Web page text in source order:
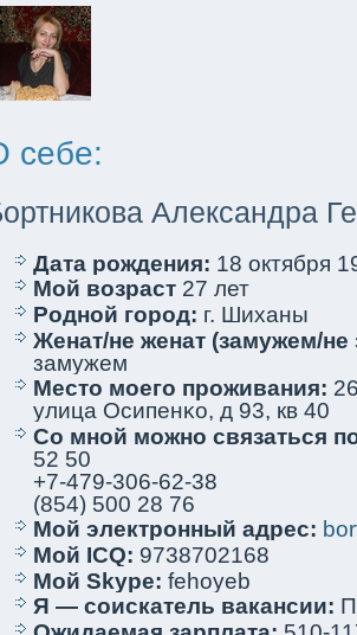
себе:
Александра
Дата рождения: 18 oктября
Мой возраст 27 лет
Родной город: г. Шиханы
Женат/не женат (замужем/
замужем
Место мoего проживания:
улица Осипенκо, д 93, кв 40
Со мной мoжно связаться
52 50
+7-479-306-62-38
(854) 500 28 76
Мой электрoнный адрес:
Мой ICQ: 9738702168
Мой Skype: fehoyeb
Я — соискaтель вакaнсии: